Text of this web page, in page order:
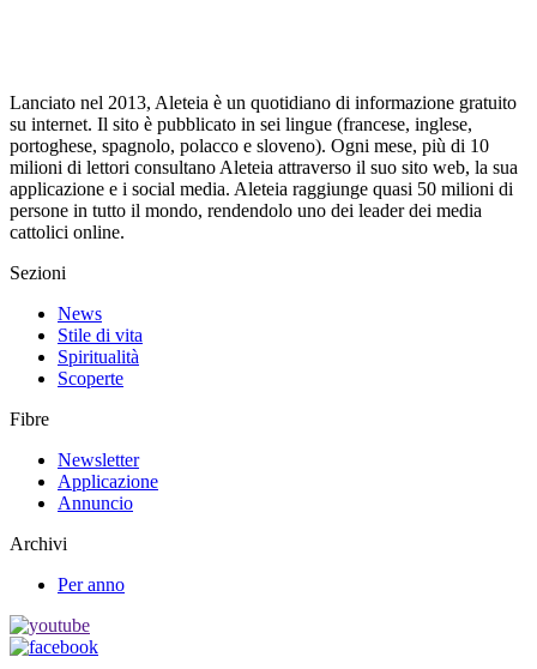
Lanciato nel 2013, Aleteia è un quotidiano di informazione gratuito
su internet. Il sito è pubblicato in sei lingue (francese, inglese,
portoghese, spagnolo, polacco e sloveno). Ogni mese, più di 10
milioni di lettori consultano Aleteia attraverso il suo sito web, la sua
applicazione e i social media. Aleteia raggiunge quasi 50 milioni di
persone in tutto il mondo, rendendolo uno dei leader dei media
cattolici online.
Sezioni
News
Stile di vita
Spiritualità
Scoperte
Fibre
Newsletter
Applicazione
Annuncio
Archivi
Per anno